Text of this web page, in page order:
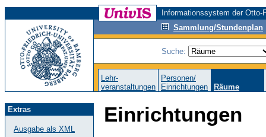
Informationssystem der
Sammlung/Stundenplan
Suche:
Lehr-
veranstaltungen
Personen/
Einrichtungen
Räume
Extras
Ausgabe als XML
Einrichtungen